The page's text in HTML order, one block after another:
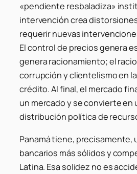
«pendiente resbaladiza»
intervención crea
requerir nuevas
El control de precios genera
genera racionamiento; el
corrupción y clientelismo en
crédito. Al final, el mercado
un mercado y se convierte en
distribución política de
Panamá tiene, precisamente,
bancarios más sólidos y
Latina. Esa solidez no es